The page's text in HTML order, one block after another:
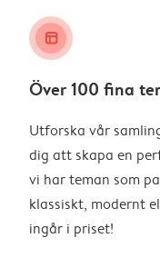
layout_alt
Över 100 fina
Utforska vår
dig att skapa en
vi har teman som
klassiskt, modernt
ingår i priset!